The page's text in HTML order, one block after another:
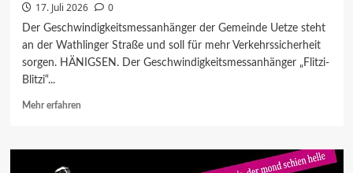
17. Juli 2026 0
Der Geschwindigkeitsmessanhänger der Gemeinde Uetze steht
an der Wathlinger Straße und soll für mehr Verkehrssicherheit
sorgen. HÄNIGSEN. Der Geschwindigkeitsmessanhänger „Flitzi-
Blitzi“...
Mehr erfahrenMehr
Flitzi-